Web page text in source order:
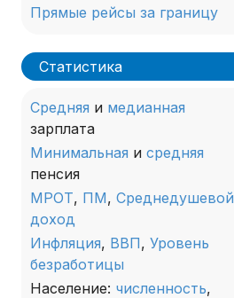
Прямые рейсы за границу
Статистика
Средняя и медианная
зарплата
Минимальная и средняя
пенсия
МРОТ, ПМ, Среднедушевой
доход
Инфляция, ВВП, Уровень
безработицы
Население: численность,